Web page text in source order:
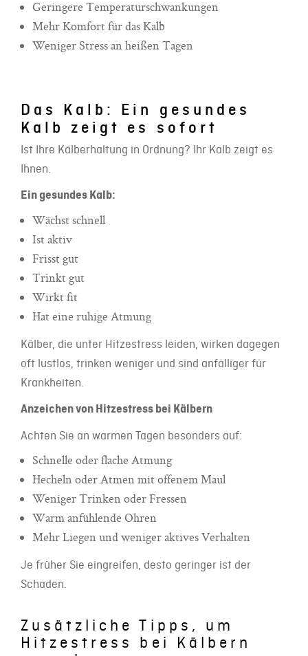
Geringere Temperaturschwankungen
Mehr Komfort für das Kalb
Weniger Stress an heißen Tagen
Das Kalb: Ein gesundes
Kalb zeigt es sofort
Ist Ihre Kälberhaltung in Ordnung? Ihr Kalb zeigt es
Ihnen.
Ein gesundes Kalb:
Wächst schnell
Ist aktiv
Frisst gut
Trinkt gut
Wirkt fit
Hat eine ruhige Atmung
Kälber, die unter Hitzestress leiden, wirken dagegen
oft lustlos, trinken weniger und sind anfälliger für
Krankheiten.
Anzeichen von Hitzestress bei Kälbern
Achten Sie an warmen Tagen besonders auf:
Schnelle oder flache Atmung
Hecheln oder Atmen mit offenem Maul
Weniger Trinken oder Fressen
Warm anfühlende Ohren
Mehr Liegen und weniger aktives Verhalten
Je früher Sie eingreifen, desto geringer ist der
Schaden.
Zusätzliche Tipps, um
Hitzestress bei Kälbern